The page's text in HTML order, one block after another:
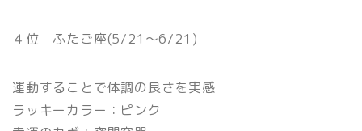
４位 ふたご座(5/21〜6/21)
運動することで体調の良さを実感
ラッキーカラー：ピンク